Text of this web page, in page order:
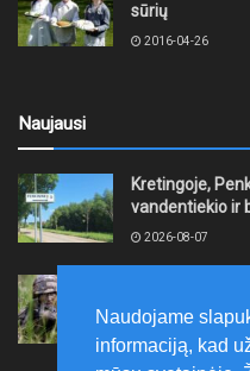
sūrių
2016-04-26
Naujausi
Kretingoje,
vandentiekio ir
2026-08-07
rinktinė vykdys
2026-08-07
Naudojame
informaciją, kad